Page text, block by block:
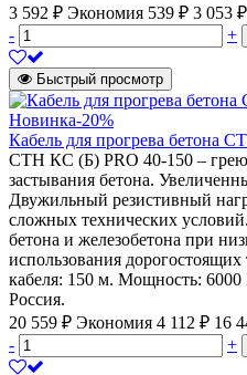
3 592 ₽ Экономия 539 ₽ 3 053
-
+
Быстрый просмотр
Новинка-20%
Кабель для прогрева бетона
СТН КС (Б) PRO 40-150 –
застывания бетона.
Двужильный резистивный
сложных технических
бетона и железобетона при
использования
кабеля: 150 м. Мощность:
Россия.
20 559 ₽ Экономия 4 112 ₽ 16
-
+